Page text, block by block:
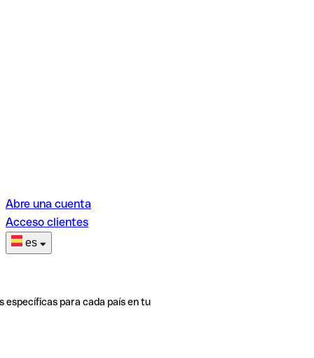
Abre una cuenta
Acceso clientes
es
específicas para cada país en tu